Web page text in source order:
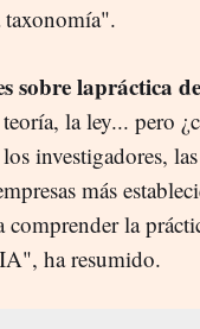
sobre lapráctica
la ley... pero
investigadores,
más
la
ha resumido.